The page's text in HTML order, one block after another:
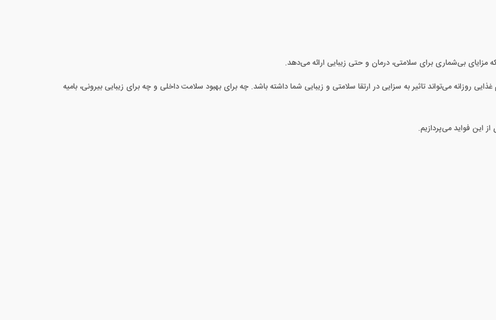
مزایای بی‌شماری برای سلامتی، درمان و حتی زیبایی ارائه می‌دهد.
روزانه می‌تواند تاثیر به سزایی در ارتقا سلامتی و زیبایی شما داشته باشد. چه برای بهبود سلامت داخلی و چه برای زیبایی بیرونی، بامیه
این فواید می‌پردازیم.